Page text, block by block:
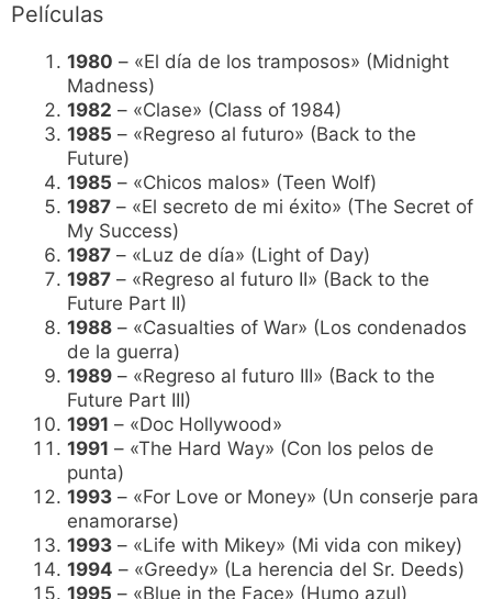
Películas
1980 – «El día de los tramposos» (Midnight
Madness)
1982 – «Clase» (Class of 1984)
1985 – «Regreso al futuro» (Back to the
Future)
1985 – «Chicos malos» (Teen Wolf)
1987 – «El secreto de mi éxito» (The Secret of
My Success)
1987 – «Luz de día» (Light of Day)
1987 – «Regreso al futuro II» (Back to the
Future Part II)
1988 – «Casualties of War» (Los condenados
de la guerra)
1989 – «Regreso al futuro III» (Back to the
Future Part III)
1991 – «Doc Hollywood»
1991 – «The Hard Way» (Con los pelos de
punta)
1993 – «For Love or Money» (Un conserje para
enamorarse)
1993 – «Life with Mikey» (Mi vida con mikey)
1994 – «Greedy» (La herencia del Sr. Deeds)
1995 – «Blue in the Face» (Humo azul)